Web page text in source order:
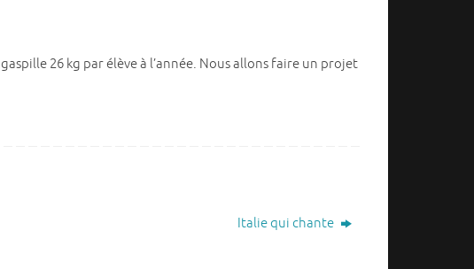
26 kg par élève à l’année. Nous allons faire un projet
Italie qui chante